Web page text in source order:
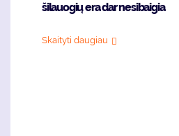
šilauogių era dar nesibaigia
Skaityti daugiau